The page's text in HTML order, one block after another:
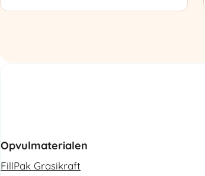
Opvulmaterialen
FillPak Grasikraft